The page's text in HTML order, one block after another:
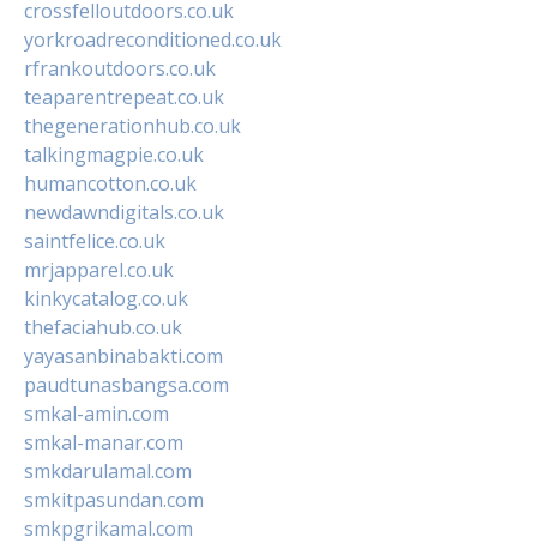
crossfelloutdoors.co.uk
yorkroadreconditioned.co.uk
rfrankoutdoors.co.uk
teaparentrepeat.co.uk
thegenerationhub.co.uk
talkingmagpie.co.uk
humancotton.co.uk
newdawndigitals.co.uk
saintfelice.co.uk
mrjapparel.co.uk
kinkycatalog.co.uk
thefaciahub.co.uk
yayasanbinabakti.com
paudtunasbangsa.com
smkal-amin.com
smkal-manar.com
smkdarulamal.com
smkitpasundan.com
smkpgrikamal.com